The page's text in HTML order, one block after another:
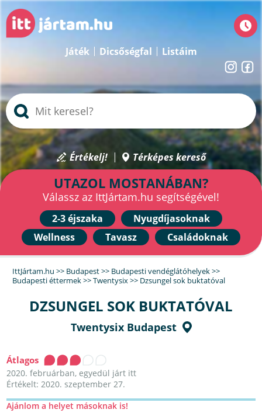
Játék Dicsőségfal Listáim
Értékelj! Térképes kereső
UTAZOL MOSTANÁBAN?
Válassz az IttJártam.hu segítségével!
2-3 éjszaka
Nyugdíjasoknak
Wellness
Tavasz Családoknak
IttJártam.hu >> Budapest>> Budapesti vendéglátóhelyek>>
Budapesti éttermek>>Twentysix>> Dzsungel sok buktatóval
DZSUNGEL SOK BUKTATÓVAL
Twentysix Budapest
Átlagos
2020. februárban, egyedül járt itt
Értékelt: 2020. szeptember 27.
Ajánlom a helyet másoknak is!